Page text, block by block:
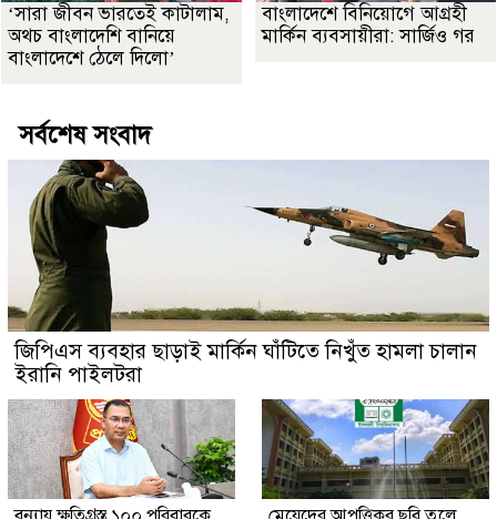
‘সারা জীবন ভারতেই কাটালাম,
অথচ বাংলাদেশি বানিয়ে
বাংলাদেশে ঠেলে দিলো’
বাংলাদেশে বিনিয়োগে আগ্রহী
মার্কিন ব্যবসায়ীরা: সার্জিও গর
সর্বশেষ সংবাদ
জিপিএস ব্যবহার ছাড়াই মার্কিন ঘাঁটিতে নিখুঁত হামলা চালান
ইরানি পাইলটরা